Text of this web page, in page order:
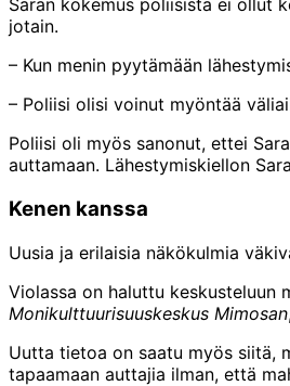
Saran kokemus poliisista ei ollut
jotain.
– Kun menin pyytämään
– Poliisi olisi voinut myöntää
Poliisi oli myös sanonut, ettei
auttamaan. Lähestymiskiellon
Kenen kanssa
Uusia ja erilaisia näkökulmia
Violassa on haluttu keskusteluun
Monikulttuurisuuskeskus Mimosan
Uutta tietoa on saatu myös siitä,
tapaamaan auttajia ilman, että